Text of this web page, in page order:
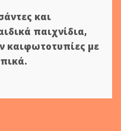
και
παιχνίδια,
καιφωτοτυπίες με